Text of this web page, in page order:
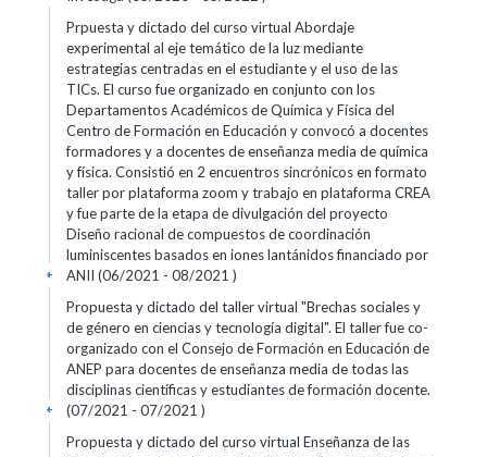
Prpuesta y dictado del curso virtual Abordaje
experimental al eje temático de la luz mediante
estrategias centradas en el estudiante y el uso de las
TICs. El curso fue organizado en conjunto con los
Departamentos Académicos de Química y Física del
Centro de Formación en Educación y convocó a docentes
formadores y a docentes de enseñanza media de química
y física. Consistió en 2 encuentros sincrónicos en formato
taller por plataforma zoom y trabajo en plataforma CREA
y fue parte de la etapa de divulgación del proyecto
Diseño racional de compuestos de coordinación
luminiscentes basados en iones lantánidos financiado por
ANII (06/2021 - 08/2021 )
+
Propuesta y dictado del taller virtual "Brechas sociales y
de género en ciencias y tecnología digital". El taller fue co-
organizado con el Consejo de Formación en Educación de
ANEP para docentes de enseñanza media de todas las
disciplinas científicas y estudiantes de formación docente.
(07/2021 - 07/2021 )
+
Propuesta y dictado del curso virtual Enseñanza de las